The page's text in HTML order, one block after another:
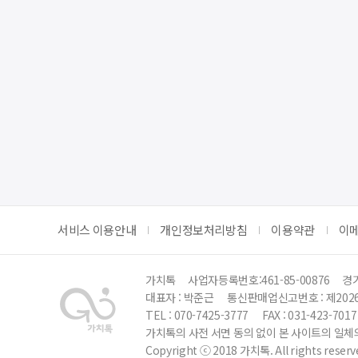
서비스 이용안내 개인정보처리방침 이용약관 이
가치톡 사업자등록번호:461-85-00876
경
대표자 : 박준근
통신판매업신고번호 : 제
TEL : 070-7425-3777
FAX : 031-423-7017
가치톡의 사전 서면 동의 없이 본 사이트의 일
Copyright ⓒ 2018 가치톡. All rights